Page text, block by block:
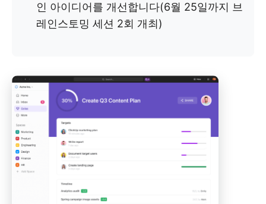
인 아이디어를 개선합니다(6월 25일까지 브
레인스토밍 세션 2회 개최)